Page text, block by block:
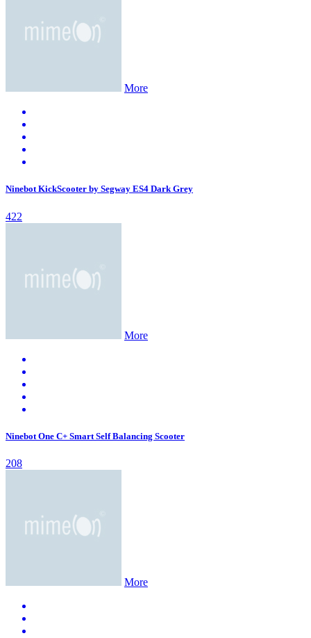
More
Ninebot KickScooter by Segway ES4 Dark Grey
422
More
Ninebot One C+ Smart Self Balancing Scooter
208
More